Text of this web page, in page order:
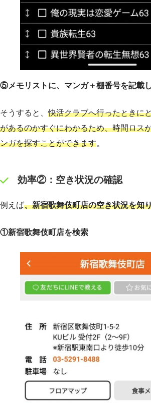
⑤メモリストに、マンガ＋棚番号を記載し
そうすると、快活クラブへ行ったときに
があるのかすぐにわかるため、時間ロス
ンガを探すことができます。
効率②：空き状況の確認
例えば、新宿歌舞伎町店の空き状況を知
①新宿歌舞伎町店を検索